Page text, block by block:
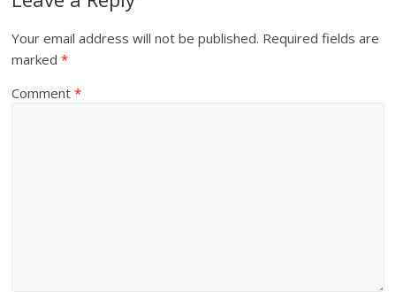
Your email address will not be published. Required fields are
marked*
Comment*